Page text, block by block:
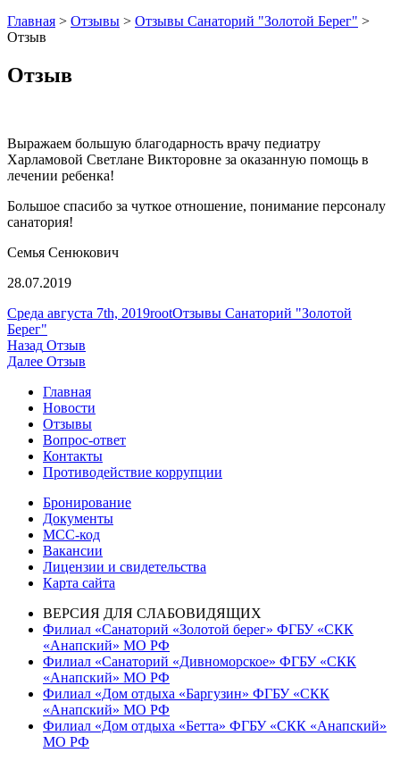
Главная > Отзывы > Отзывы Санаторий "Золотой Берег" >
Отзыв
Отзыв
Выражаем большую благодарность врачу педиатру
Харламовой Светлане Викторовне за оказанную помощь в
лечении ребенка!
Большое спасибо за чуткое отношение, понимание персоналу
санатория!
Семья Сенюкович
28.07.2019
Опубликовано
Среда августа 7th, 2019Автор
rootРубрики
Отзывы Санаторий "Золотой
Берег"
Навигация
по
записям
Назад Предыдущая
запись:
Отзыв
Далее Следующая
Отзыв
Главная
Новости
Отзывы
Вопрос-ответ
Контакты
Противодействие коррупции
Бронирование
Документы
МСС-код
Вакансии
Лицензии и свидетельства
Карта сайта
ВЕРСИЯ ДЛЯ СЛАБОВИДЯЩИХ
Филиал «Санаторий «Золотой берег» ФГБУ «СКК
«Анапский» МО РФ
Филиал «Санаторий «Дивноморское» ФГБУ «СКК
«Анапский» МО РФ
Филиал «Дом отдыха «Баргузин» ФГБУ «СКК
«Анапский» МО РФ
Филиал «Дом отдыха «Бетта» ФГБУ «СКК «Анапский»
МО РФ